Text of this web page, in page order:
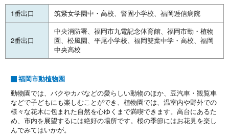
1番出口 筑紫女学園中・高校、警固小学校、福岡逓信病院
2番出口
中央消防署、福岡市九電記念体育館、福岡市動・植物
園、松風園、平尾小学校、福岡雙葉中学・高校、福岡
中央高校
福岡市動植物園
動物園では、バクやカバなどの愛らしい動物のほか、豆汽車・観覧車
などで子どもにも楽しむことができ、植物園では、温室内や野外での
様々な花木に包まれた自然を心ゆくまで満喫できます。高台にあるた
め、市内を展望するには絶好の場所です。桜の季節にはお花見を楽し
んでみてはいかが。